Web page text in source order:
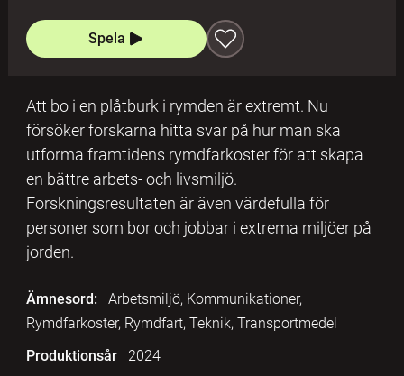
Spela
Att bo i en plåtburk i rymden är extremt. Nu
försöker forskarna hitta svar på hur man ska
utforma framtidens rymdfarkoster för att skapa
en bättre arbets- och livsmiljö.
Forskningsresultaten är även värdefulla för
personer som bor och jobbar i extrema miljöer på
jorden.
Ämnesord:
Arbetsmiljö, Kommunikationer,
Rymdfarkoster, Rymdfart, Teknik, Transportmedel
Produktionsår
2024